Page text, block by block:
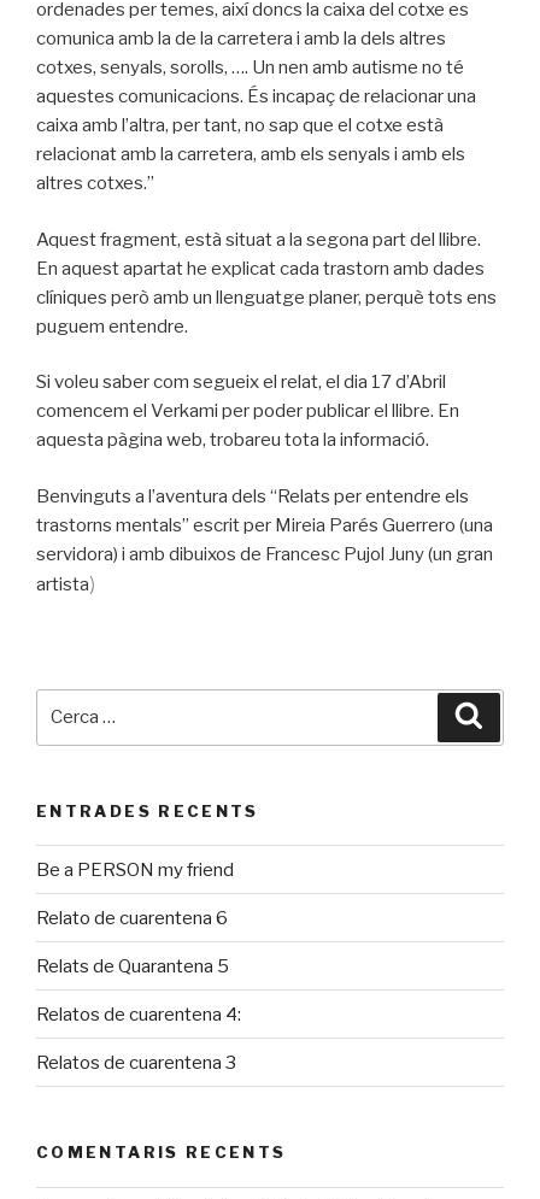
ordenades per temes, així doncs la caixa del cotxe es
comunica amb la de la carretera i amb la dels altres
cotxes, senyals, sorolls, …. Un nen amb autisme no té
aquestes comunicacions. És incapaç de relacionar una
caixa amb l’altra, per tant, no sap que el cotxe està
relacionat amb la carretera, amb els senyals i amb els
altres cotxes.”
Aquest fragment, està situat a la segona part del llibre.
En aquest apartat he explicat cada trastorn amb dades
clíniques però amb un llenguatge planer, perquè tots ens
puguem entendre.
Si voleu saber com segueix el relat, el dia 17 d’Abril
comencem el Verkami per poder publicar el llibre. En
aquesta pàgina web, trobareu tota la informació.
Benvinguts a l’aventura dels “Relats per entendre els
trastorns mentals” escrit per Mireia Parés Guerrero (una
servidora) i amb dibuixos de Francesc Pujol Juny (un gran
artista)
ENTRADES RECENTS
Be a PERSON my friend
Relato de cuarentena 6
Relats de Quarantena 5
Relatos de cuarentena 4:
Relatos de cuarentena 3
COMENTARIS RECENTS